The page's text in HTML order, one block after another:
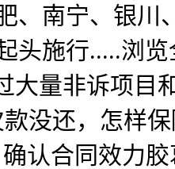
南宁、银川
头施行.....浏览
大量非诉项目
没还，怎样
认合同效力